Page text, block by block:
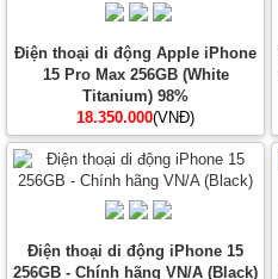
Điện thoại di động Apple iPhone
15 Pro Max 256GB (White
Titanium) 98%
18.350.000(VNĐ)
Điện thoại di động iPhone 15
256GB - Chính hãng VN/A (Black)